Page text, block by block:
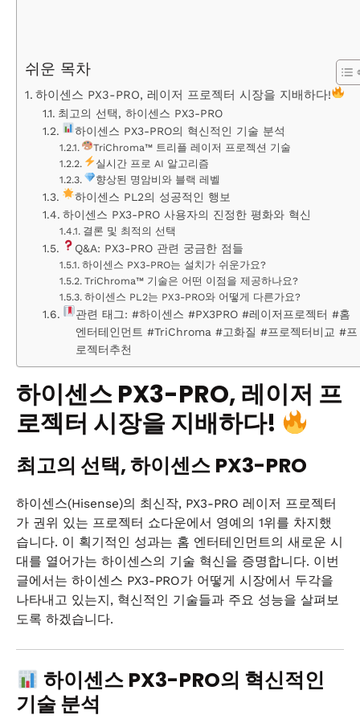
쉬운 목차
하이센스 PX3-PRO, 레이저 프로젝터 시장을 지배하다!
최고의 선택, 하이센스 PX3-PRO
하이센스 PX3-PRO의 혁신적인 기술 분석
TriChroma™ 트리플 레이저 프로젝션 기술
실시간 프로 AI 알고리즘
향상된 명암비와 블랙 레벨
하이센스 PL2의 성공적인 행보
하이센스 PX3-PRO 사용자의 진정한 평화와 혁신
결론 및 최적의 선택
Q&A: PX3-PRO 관련 궁금한 점들
하이센스 PX3-PRO는 설치가 쉬운가요?
TriChroma™ 기술은 어떤 이점을 제공하나요?
하이센스 PL2는 PX3-PRO와 어떻게 다른가요?
관련 태그: #하이센스 #PX3PRO #레이저프로젝터 #홈
엔터테인먼트 #TriChroma #고화질 #프로젝터비교 #프
로젝터추천
하이센스 PX3-PRO, 레이저 프
로젝터 시장을 지배하다!
최고의 선택, 하이센스 PX3-PRO
하이센스(Hisense)의 최신작, PX3-PRO 레이저 프로젝터
가 권위 있는 프로젝터 쇼다운에서 영예의 1위를 차지했
습니다. 이 획기적인 성과는 홈 엔터테인먼트의 새로운 시
대를 열어가는 하이센스의 기술 혁신을 증명합니다. 이번
글에서는 하이센스 PX3-PRO가 어떻게 시장에서 두각을
나타내고 있는지, 혁신적인 기술들과 주요 성능을 살펴보
도록 하겠습니다.
하이센스 PX3-PRO의 혁신적인
기술 분석